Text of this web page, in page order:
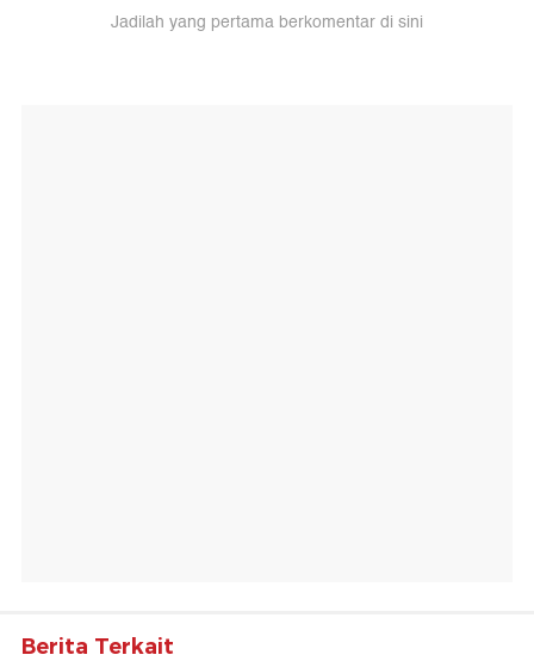
Jadilah yang pertama berkomentar di sini
Berita Terkait